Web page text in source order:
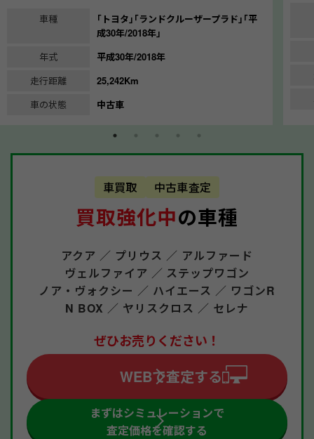
車種
｢トヨタ｣｢ランドクルーザープラド｣｢平
成30年/2018年｣
年式
平成30年/2018年
走行距離
25,242Km
車の状態
中古車
車買取 中古車査定
買取強化中の車種
アクア ／ プリウス ／ アルファード
ヴェルファイア ／ ステップワゴン
ノア・ヴォクシー ／ ハイエース ／ ワゴンR
N BOX ／ ヤリスクロス ／ セレナ
ぜひお売りください！
WEBで査定する
まずはシミュレーションで
査定価格を確認する